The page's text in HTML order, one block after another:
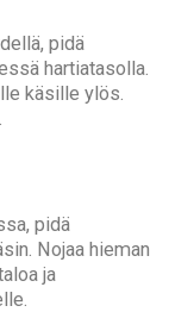
pidä
hartiatasolla.
käsille ylös.
pidä
Nojaa hieman
ja